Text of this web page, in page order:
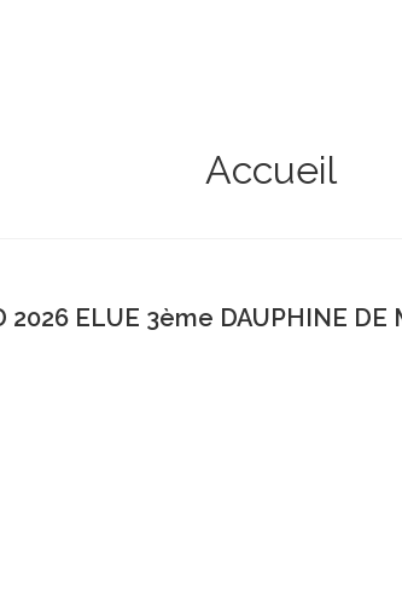
Accueil
2026 ELUE 3ème DAUPHINE DE